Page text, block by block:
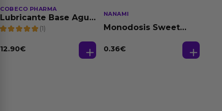
COBECO PHARMA
Lubricante Base Agua
100% Natural 125 ml
(1)
12.90€
NANAMI
Monodosis Sweet
0.36€